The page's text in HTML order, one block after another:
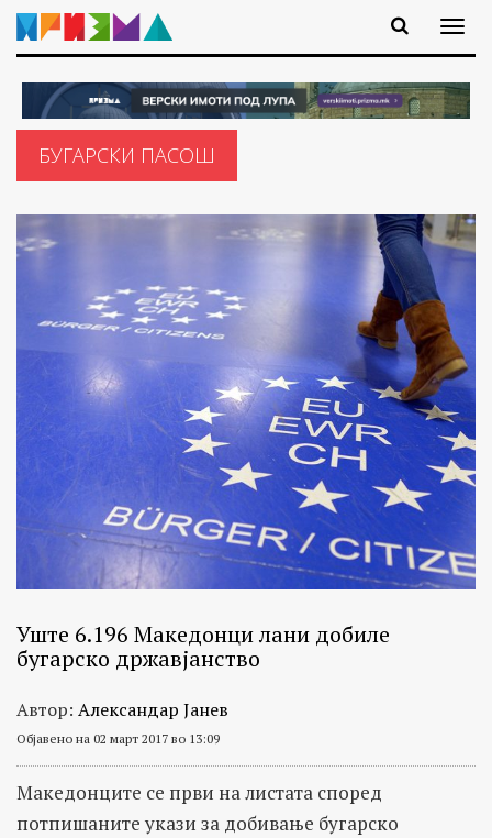
БУГАРСКИ ПАСОШ
Уште 6.196 Македонци лани добиле
бугарско државјанство
Автор: Александар Јанев
Објавено на 02 март 2017 во 13:09
Македонците се први на листата според
потпишаните укази за добивање бугарско